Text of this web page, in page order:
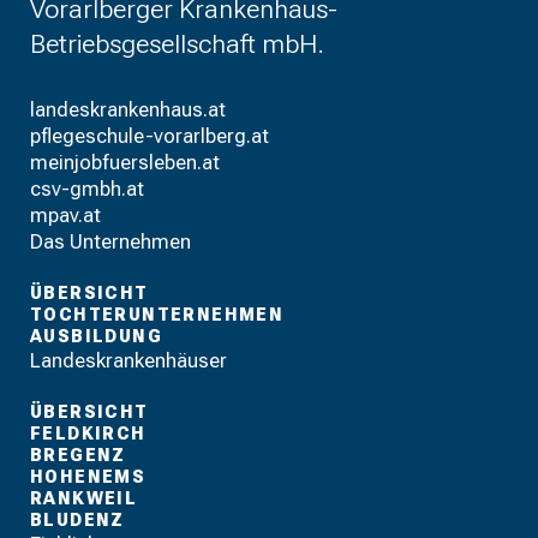
Vorarlberger Krankenhaus-
Betriebsgesellschaft mbH.
landeskrankenhaus.at
pflegeschule-vorarlberg.at
meinjobfuersleben.at
csv-gmbh.at
mpav.at
Das Unternehmen
ÜBERSICHT
TOCHTERUNTERNEHMEN
AUSBILDUNG
Landeskrankenhäuser
ÜBERSICHT
FELDKIRCH
BREGENZ
HOHENEMS
RANKWEIL
BLUDENZ